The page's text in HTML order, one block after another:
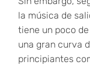
la música de
tiene un poco
una gran curva
principiantes